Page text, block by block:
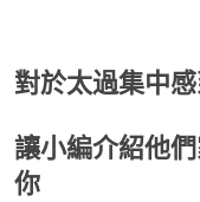
對於太過集中感
讓小編介紹他
你